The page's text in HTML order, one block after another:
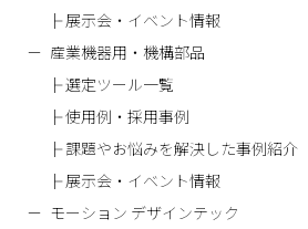
展示会・イベント情報
産業機器用・機構部品
選定ツール一覧
使用例・採用事例
課題やお悩みを解決した事例紹介
展示会・イベント情報
モーション デザインテック